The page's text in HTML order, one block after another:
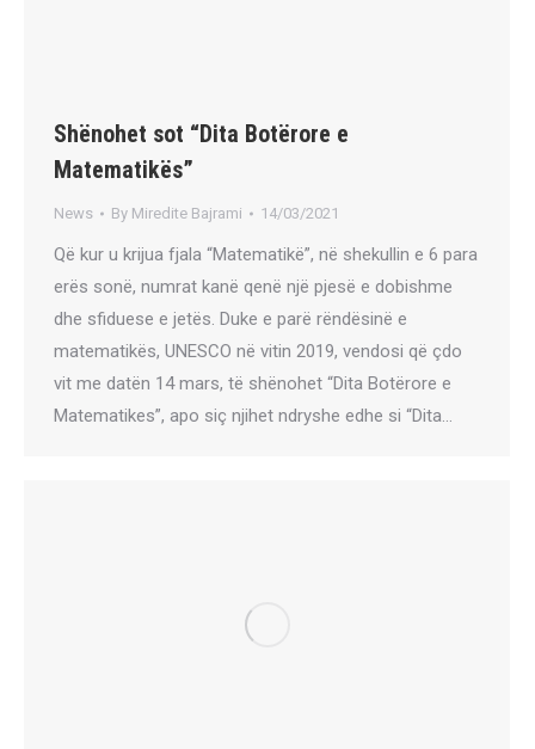
Shënohet sot “Dita Botërore e
Matematikës”
News By Miredite Bajrami 14/03/2021
Që kur u krijua fjala “Matematikë”, në shekullin e 6 para
erës sonë, numrat kanë qenë një pjesë e dobishme
dhe sfiduese e jetës. Duke e parë rëndësinë e
matematikës, UNESCO në vitin 2019, vendosi që çdo
vit me datën 14 mars, të shënohet “Dita Botërore e
Matematikes”, apo siç njihet ndryshe edhe si “Dita…